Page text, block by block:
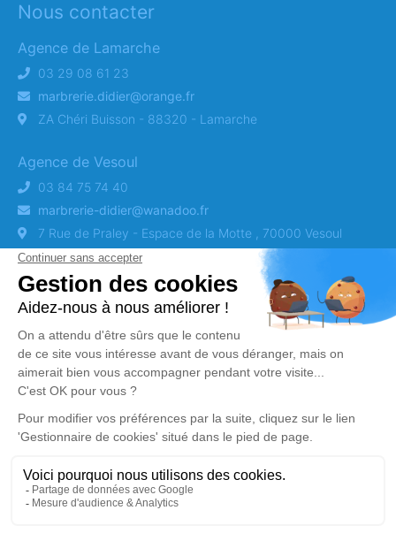
Nous contacter
Agence de Lamarche
03 29 08 61 23
marbrerie.didier@orange.fr
ZA Chéri Buisson - 88320 - Lamarche
Agence de Vesoul
03 84 75 74 40
marbrerie-didier@wanadoo.fr
7 Rue de Praley - Espace de la Motte , 70000 Vesoul
Agence de Bourbonne-les-Bains
03 25 90 20 50
10, Avenue du Lieutenant Gouby , 52400 Bourbonne-les-
Bains
Obtenez un devis
DEVIS PRÉVOYANCE